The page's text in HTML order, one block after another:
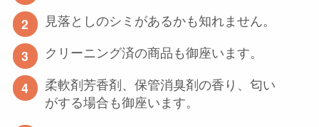
見落としのシミがあるかも知れません。
クリーニング済の商品も御座います。
柔軟剤芳香剤、保管消臭剤の香り、匂い
がする場合も御座います。